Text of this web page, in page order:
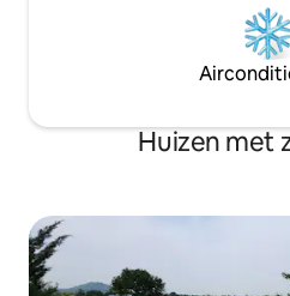
Huizen met